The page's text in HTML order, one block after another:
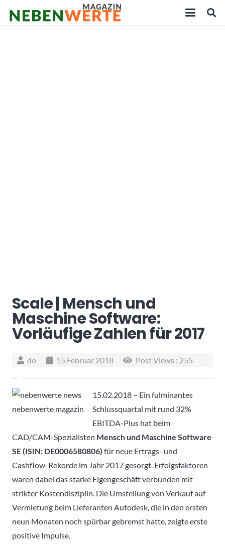
Scale | Mensch und
Maschine Software:
Vorläufige Zahlen für 2017
do 15 Februar 2018 Post Views : 255
15.02.2018 – Ein fulminantes
Schlussquartal mit rund 32%
EBITDA-Plus hat beim
CAD/CAM-Spezialisten Mensch und Maschine Software
SE (ISIN: DE0006580806) für neue Ertrags- und
Cashflow-Rekorde im Jahr 2017 gesorgt. Erfolgsfaktoren
waren dabei das starke Eigengeschäft verbunden mit
strikter Kostendisziplin. Die Umstellung von Verkauf auf
Vermietung beim Lieferanten Autodesk, die in den ersten
neun Monaten noch spürbar gebremst hatte, zeigte erste
positive Impulse.